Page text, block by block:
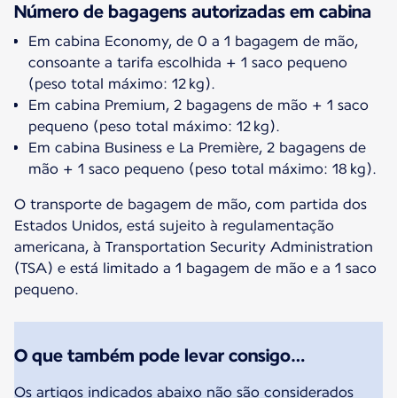
Número de bagagens a​utorizadas em cabina
Em cabina Economy, de 0 a 1 bagagem de mão,
consoante a tarifa escolhida + 1 saco pequeno
(peso total máximo: 12 kg).
Em cabina Premium, 2 bagagens de mão + 1 saco
pequeno (peso total máximo: 12 kg).
Em cabina Business e La Première, 2 bagagens de
mão + 1 saco pequeno (peso total máximo: 18 kg).
O transporte de bagagem de mão, com partida dos
Estados Unidos, está sujeito à regulamentação
americana, à Transportation Security Administration
(TSA) e está limitado a 1 bagagem de mão e a 1 saco
pequeno.
O que também pode levar consigo…
Os artigos indicados abaixo não são considerados